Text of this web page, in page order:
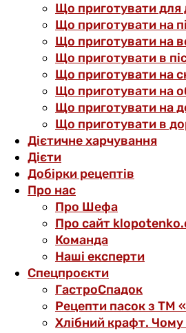
Що приготувати для
Що приготувати на
Що приготувати на
Що приготувати в
Що приготувати на
Що приготувати на
Що приготувати на
Що приготувати в
Дієтичне харчування
Дієти
Добірки рецептів
Про нас
Про Шефа
Про сайт
Команда
Наші експерти
Спецпроєкти
ГастроСпадок
Рецепти пасок з ТМ
Хлібний крафт.